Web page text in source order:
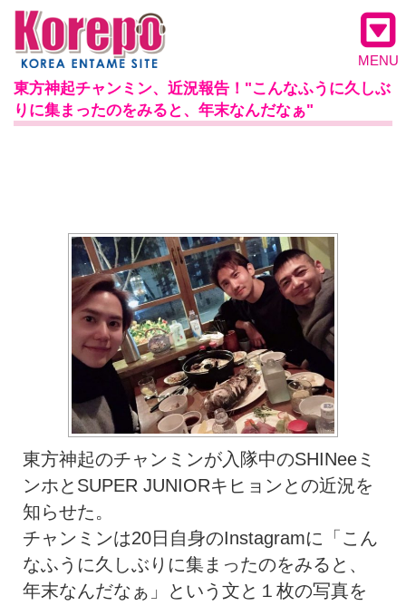
MENU
東方神起チャンミン、近況報告！"こんなふうに久しぶ
りに集まったのをみると、年末なんだなぁ"
東方神起のチャンミンが入隊中のSHINeeミ
ンホとSUPER JUNIORキヒョンとの近況を
知らせた。
チャンミンは20日自身のInstagramに「こん
なふうに久しぶりに集まったのをみると、
年末なんだなぁ」という文と１枚の写真を